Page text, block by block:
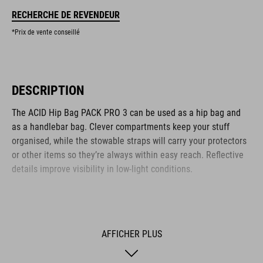
RECHERCHE DE REVENDEUR
*Prix de vente conseillé
DESCRIPTION
The ACID Hip Bag PACK PRO 3 can be used as a hip bag and
as a handlebar bag. Clever compartments keep your stuff
organised, while the stowable straps will carry your protectors
or other items so they’re always within easy reach. Reflective
details improve visibility in low-light conditions.
AFFICHER PLUS